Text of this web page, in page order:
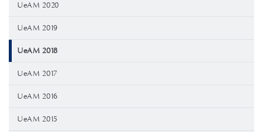
UeAM 2020
UeAM 2019
UeAM 2018
UeAM 2017
UeAM 2016
UeAM 2015